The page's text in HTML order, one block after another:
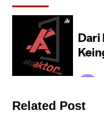
Adler,
#Taudikit!
Related Post